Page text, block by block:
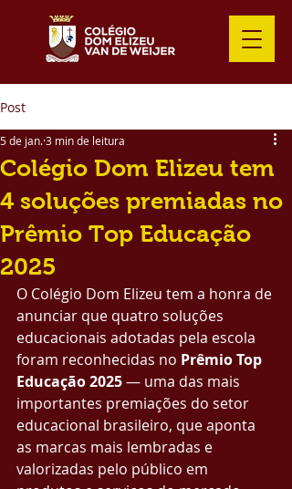
Post
Colégio Dom Elizeu tem
4 soluções premiadas no
Prêmio Top Educação
2025
5 de jan.3 min de leitura
O Colégio Dom Elizeu tem a honra de
anunciar que quatro soluções
educacionais adotadas pela escola
foram reconhecidas no Prêmio Top
Educação 2025 — uma das mais
importantes premiações do setor
educacional brasileiro, que aponta
as marcas mais lembradas e
valorizadas pelo público em